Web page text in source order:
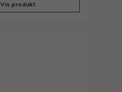
Vis produkt